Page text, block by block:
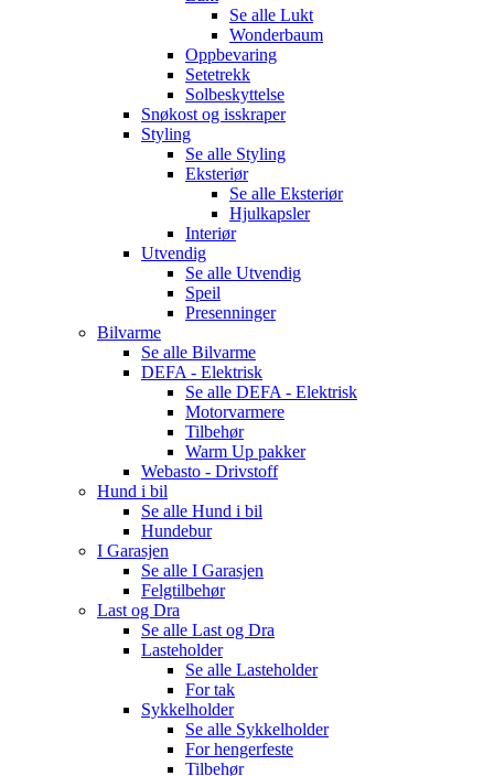
Se alle Lukt
Wonderbaum
Oppbevaring
Setetrekk
Solbeskyttelse
Snøkost og isskraper
Styling
Se alle Styling
Eksteriør
Se alle Eksteriør
Hjulkapsler
Interiør
Utvendig
Se alle Utvendig
Speil
Presenninger
Bilvarme
Se alle Bilvarme
DEFA - Elektrisk
Se alle DEFA - Elektrisk
Motorvarmere
Tilbehør
Warm Up pakker
Webasto - Drivstoff
Hund i bil
Se alle Hund i bil
Hundebur
I Garasjen
Se alle I Garasjen
Felgtilbehør
Last og Dra
Se alle Last og Dra
Lasteholder
Se alle Lasteholder
For tak
Sykkelholder
Se alle Sykkelholder
For hengerfeste
Tilbehør